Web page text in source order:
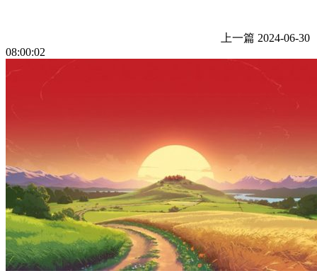
上一篇 2024-06-30
08:00:02